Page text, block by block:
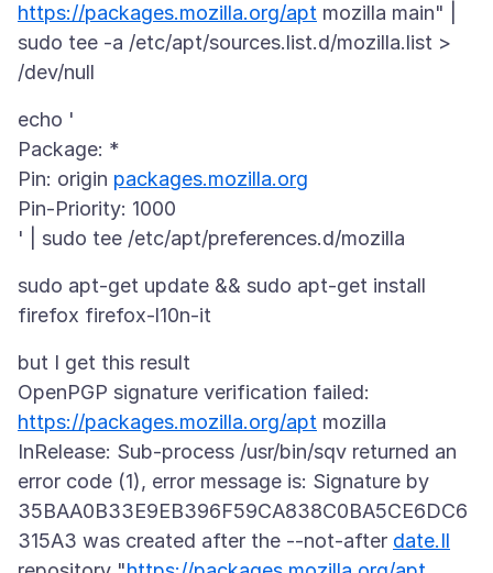
https://packages.mozilla.org/apt mozilla main" |
sudo tee -a /etc/apt/sources.list.d/mozilla.list >
echo '
Package: *
Pin: origin packages.mozilla.org
Pin-Priority: 1000
sudo apt-get update && sudo apt-get install
but I get this result
OpenPGP signature verification failed:
https://packages.mozilla.org/apt mozilla
InRelease: Sub-process /usr/bin/sqv returned an
error code (1), error message is: Signature by
35BAA0B33E9EB396F59CA838C0BA5CE6DC6
315A3 was created after the --not-after date.Il